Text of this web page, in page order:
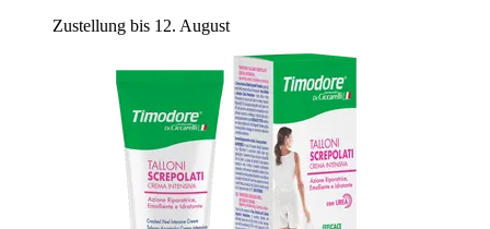
Zustellung bis 12. August